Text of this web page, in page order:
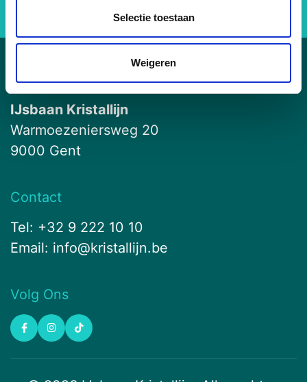
Selectie toestaan
Weigeren
Locatie
IJsbaan Kristallijn
Warmoezeniersweg 20
9000 Gent
Contact
Tel: +32 9 222 10 10
Email: info@kristallijn.be
Volg Ons